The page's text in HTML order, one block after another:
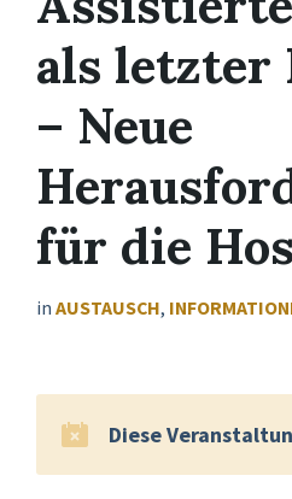
als letzter
– Neue
für die
in AUSTAUSCH,
Diese